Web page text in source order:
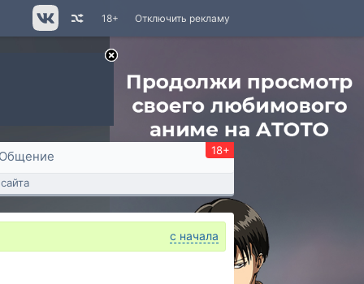
Отключить рекламу
18+
18+
с начала